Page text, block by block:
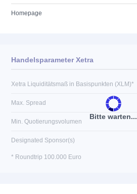
Homepage
Bitte warten...
Handelsparameter Xetra
Xetra Liquiditätsmaß in Basispunkten (XLM)*
Max. Spread
Min. Quotierungsvolumen
Designated Sponsor(s)
* Roundtrip 100.000 Euro